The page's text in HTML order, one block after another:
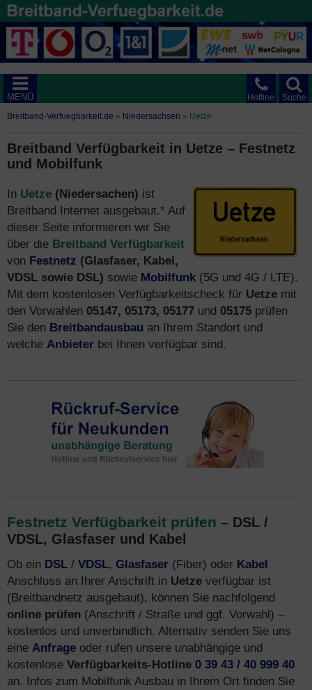
Suche
Hotline
MENÜ
Breitband-Verfuegbarkeit.de » Niedersachsen » Uetze
Breitband Verfügbarkeit in Uetze – Festnetz
und Mobilfunk
In Uetze (Niedersachen) ist
Breitband Internet ausgebaut.* Auf
dieser Seite informieren wir Sie
über die Breitband Verfügbarkeit
von Festnetz (Glasfaser, Kabel,
VDSL sowie DSL) sowie Mobilfunk (5G und 4G / LTE).
Mit dem kostenlosen Verfügbarkeitscheck für Uetze mit
den Vorwahlen 05147, 05173, 05177 und 05175 prüfen
Sie den Breitbandausbau an Ihrem Standort und
welche Anbieter bei Ihnen verfügbar sind.
Festnetz Verfügbarkeit prüfen – DSL /
VDSL, Glasfaser und Kabel
Ob ein DSL / VDSL, Glasfaser (Fiber) oder Kabel
Anschluss an Ihrer Anschrift in Uetze verfügbar ist
(Breitbandnetz ausgebaut), können Sie nachfolgend
online prüfen (Anschrift / Straße und ggf. Vorwahl) –
kostenlos und unverbindlich. Alternativ senden Sie uns
eine Anfrage oder rufen unsere unabhängige und
kostenlose Verfügbarkeits-Hotline 0 39 43 / 40 999 40
an. Infos zum Mobilfunk Ausbau in Ihrem Ort finden Sie